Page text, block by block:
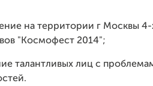
на территории г Москвы
"Космофест 2014";
талантливых лиц с